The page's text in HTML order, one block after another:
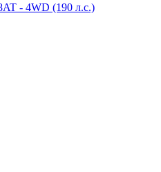
- 4WD (190 л.с.)